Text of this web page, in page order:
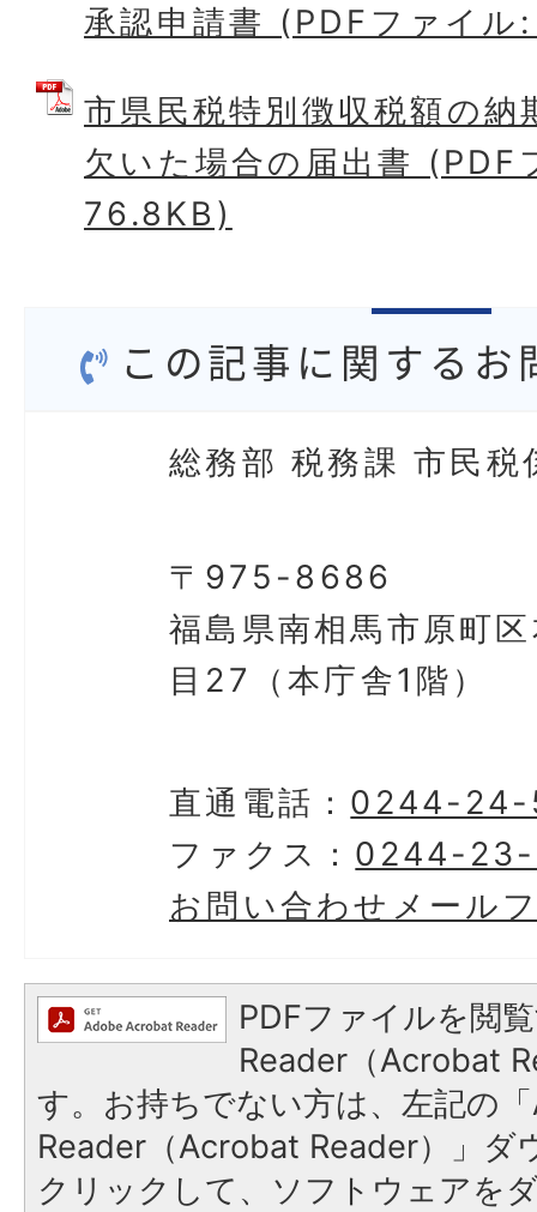
承認申請書 (PDFファイ
市県民税特別徴収税額の納
欠いた場合の届出書 (PDF
76.8KB)
この記事に関するお
総務部 税務課 市民税
〒975-8686
福島県南相馬市原町
目27（本庁舎1階）
直通電話： 0244-
ファクス： 0244-
お問い合わせメール
PDFファイルを閲
Reader（Acrobat
す。お持ちでない方は、左記の
Reader（Acrobat Reader）」ダ
クリックして、ソフトウェアを